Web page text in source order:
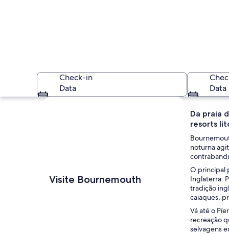
Um castelo
Check-in
Data
Data
Explorar mapa
Visite Bournemouth
Da praia
resorts
noturna
O principal
Inglaterra.
tradição
caiaques,
Vá até o
recreação
selvagens